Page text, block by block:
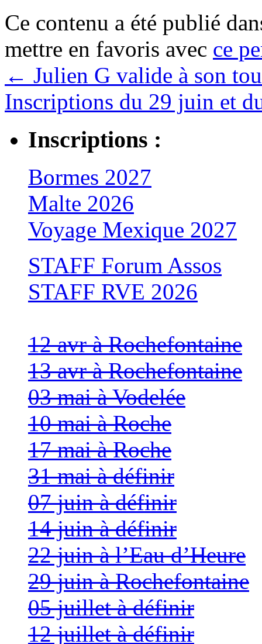
Ce contenu a été publié
mettre en favoris avec ce
← Julien G valide à son
Inscriptions du 29 juin et
Inscriptions :
Bormes 2027
Malte 2026
Voyage Mexique 2027
STAFF Forum Assos
STAFF RVE 2026
12 avr à Rochefontaine
13 avr à Rochefontaine
03 mai à Vodelée
10 mai à Roche
17 mai à Roche
31 mai à définir
07 juin à définir
14 juin à définir
22 juin à l’Eau d’Heure
29 juin à Rochefontaine
05 juillet à définir
12 juillet à définir